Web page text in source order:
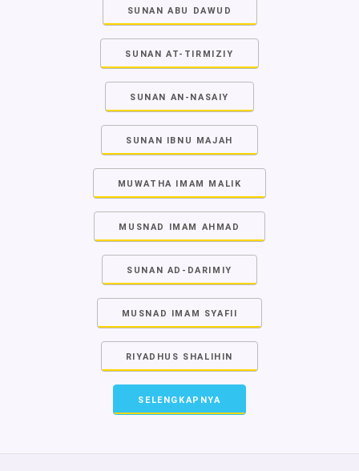
SUNAN ABU DAWUD
SUNAN AT-TIRMIZIY
SUNAN AN-NASAIY
SUNAN IBNU MAJAH
MUWATHA IMAM MALIK
MUSNAD IMAM AHMAD
SUNAN AD-DARIMIY
MUSNAD IMAM SYAFII
RIYADHUS SHALIHIN
SELENGKAPNYA